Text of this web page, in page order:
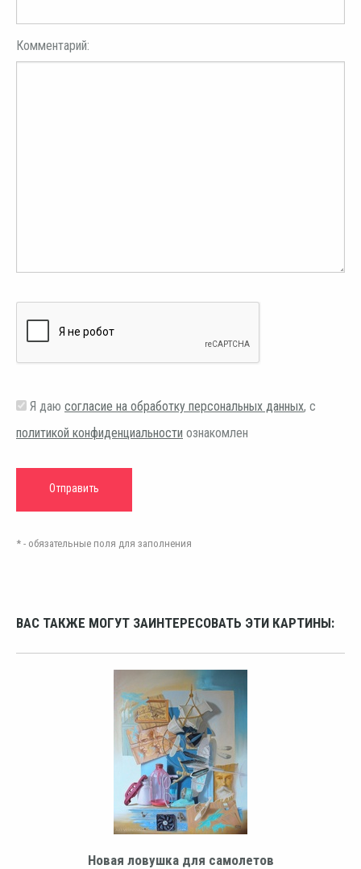
Комментарий:
Я даю согласие на обработку персональных данных, с
политикой конфиденциальности ознакомлен
* - обязательные поля для заполнения
ВАС ТАКЖЕ МОГУТ ЗАИНТЕРЕСОВАТЬ ЭТИ КАРТИНЫ:
Новая ловушка для самолетов